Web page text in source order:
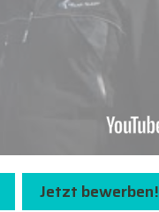
Jetzt bewerben!